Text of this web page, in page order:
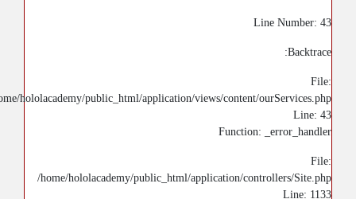
Line Number: 43
Backtrace:
File:
hololacademy/public_html/application/views/content/ourServices.php
Line: 43
Function: _error_handler
File:
/home/hololacademy/public_html/application/controllers/Site.php
Line: 1133